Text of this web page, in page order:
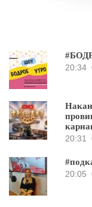
20:34
20:31
20:05